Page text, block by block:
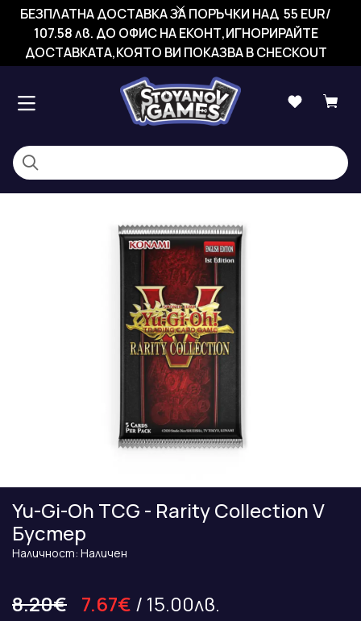
БЕЗПЛАТНА ДОСТАВКА ЗА ПОРЪЧКИ НАД 55 EUR/
107.58 лв. ДО ОФИС НА ЕКОНТ,ИГНОРИРАЙТЕ
ДОСТАВКАТА,КОЯТО ВИ ПОКАЗВА В CHECKOUT
Yu-Gi-Oh TCG - Rarity Collection V
Бустер
Наличност: Наличен
8.20€ 7.67€ / 15.00лв.